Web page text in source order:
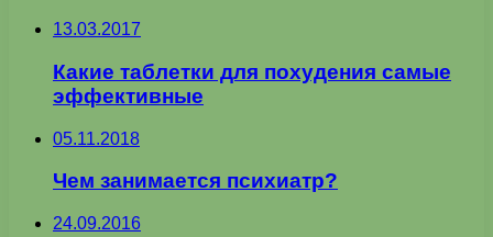
13.03.2017
Какие таблетки для похудения самые
эффективные
05.11.2018
Чем занимается психиатр?
24.09.2016